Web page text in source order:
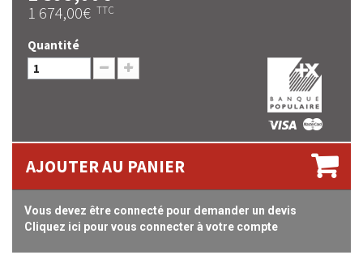
1 674,00€ TTC
Quantité
AJOUTER AU PANIER
Vous devez être connecté pour demander un devis
Cliquez ici pour vous connecter à votre compte